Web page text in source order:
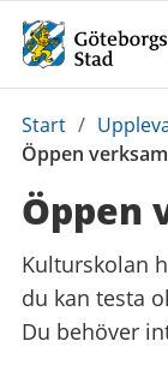
Du
är
Start /
Öppen
Öppen
Kulturskolan
du kan testa
Du behöver